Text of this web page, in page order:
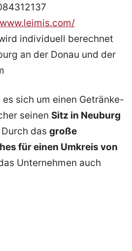
individuell berechnet
an der Donau und der
sich um einen Getränke-
seinen Sitz in Neuburg
das große
für einen Umkreis von
Unternehmen auch